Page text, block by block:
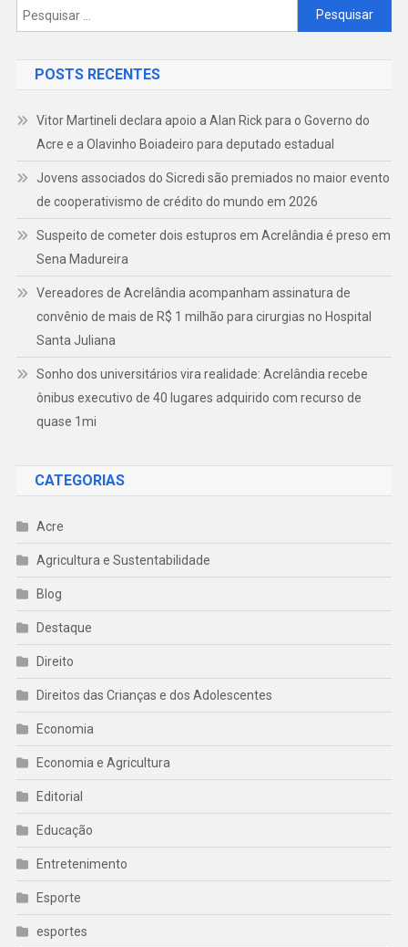
DOMÉSTICA
PÚBLICA
Pesquisar
por:
POSTS RECENTES
Vitor Martineli declara apoio a Alan Rick para o Governo do
Acre e a Olavinho Boiadeiro para deputado estadual
Jovens associados do Sicredi são premiados no maior evento
de cooperativismo de crédito do mundo em 2026
Suspeito de cometer dois estupros em Acrelândia é preso em
Sena Madureira
Vereadores de Acrelândia acompanham assinatura de
convênio de mais de R$ 1 milhão para cirurgias no Hospital
Santa Juliana
Sonho dos universitários vira realidade: Acrelândia recebe
ônibus executivo de 40 lugares adquirido com recurso de
quase 1mi
CATEGORIAS
Acre
Agricultura e Sustentabilidade
Blog
Destaque
Direito
Direitos das Crianças e dos Adolescentes
Economia
Economia e Agricultura
Editorial
Educação
Entretenimento
Esporte
esportes